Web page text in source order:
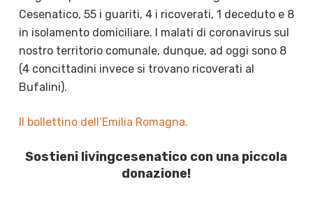
Cesenatico, 55 i guariti, 4 i ricoverati, 1 deceduto e 8
in isolamento domiciliare. I malati di coronavirus sul
nostro territorio comunale, dunque, ad oggi sono 8
(4 concittadini invece si trovano ricoverati al
Bufalini).
Il bollettino dell’Emilia Romagna.
Sostieni livingcesenatico con una piccola
donazione!